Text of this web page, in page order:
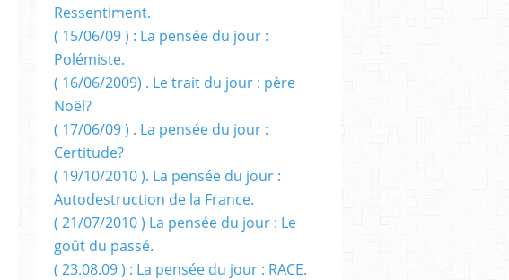
Ressentiment.
( 15/06/09 ) : La pensée du jour :
Polémiste.
( 16/06/2009) . Le trait du jour : père
Noël?
( 17/06/09 ) . La pensée du jour :
Certitude?
( 19/10/2010 ). La pensée du jour :
Autodestruction de la France.
( 21/07/2010 ) La pensée du jour : Le
goût du passé.
( 23.08.09 ) : La pensée du jour : RACE.